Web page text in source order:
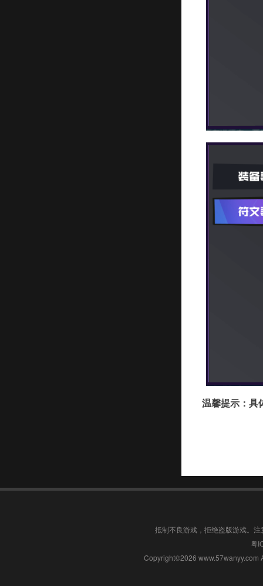
温馨提示：具
抵制不良游戏，拒绝盗版游戏。
粤
Copyright©2026 www.57wanyy.com